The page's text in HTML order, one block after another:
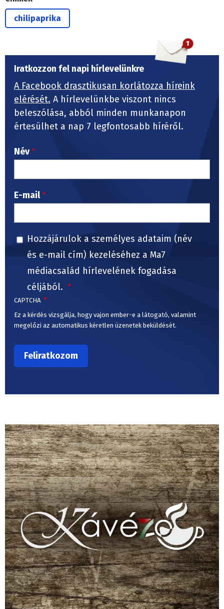
chilipaprika
Iratkozzon fel napi hírlevelünkre
A Facebook drasztikusan korlátozza híreink
elérését. A hírlevelünkbe viszont nincs
beleszólása, abból minden munkanapon
értesülhet a nap 7 legfontosabb híréről.
Név
E-mail
Hozzájárulok a személyes adataim (név
és e-mail cím) kezeléséhez a Ma7
médiacsalád hírlevelének fogadása
céljából.
CAPTCHA
Ez a kérdés vizsgálja, hogy vajon ember-e a látogató, valamint
megelőzi az automatikus kéretlen üzenetek beküldését.